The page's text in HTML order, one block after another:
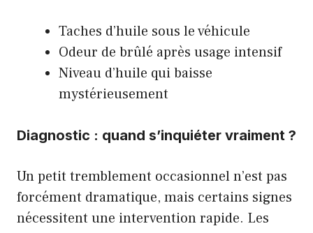
Taches d’huile sous le véhicule
Odeur de brûlé après usage intensif
Niveau d’huile qui baisse
mystérieusement
Diagnostic : quand s’inquiéter vraiment ?
Un petit tremblement occasionnel n’est pas
forcément dramatique, mais certains signes
nécessitent une intervention rapide. Les